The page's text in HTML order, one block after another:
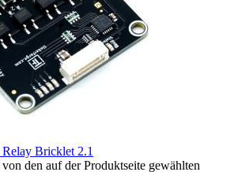
Bricklet 2.1
den auf der Produktseite gewählten